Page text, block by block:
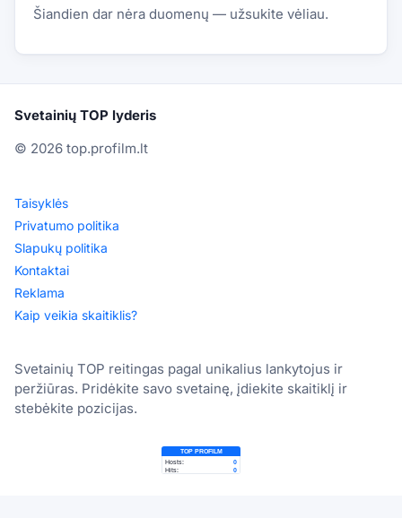
Šiandien dar nėra duomenų — užsukite vėliau.
Svetainių TOP lyderis
© 2026 top.profilm.lt
Taisyklės
Privatumo politika
Slapukų politika
Kontaktai
Reklama
Kaip veikia skaitiklis?
Svetainių TOP reitingas pagal unikalius lankytojus ir
peržiūras. Pridėkite savo svetainę, įdiekite skaitiklį ir
stebėkite pozicijas.